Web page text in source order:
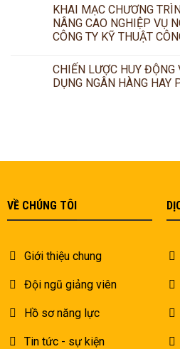
KHAI MẠC CHƯƠNG
NÂNG CAO NGHIỆP VỤ
CÔNG TY KỸ THUẬT
CHIẾN LƯỢC HUY
DỤNG NGÂN HÀNG HAY
VỀ CHÚNG TÔI
Giới thiệu chung
Đội ngũ giảng viên
Hồ sơ năng lực
Tin tức - sự kiện